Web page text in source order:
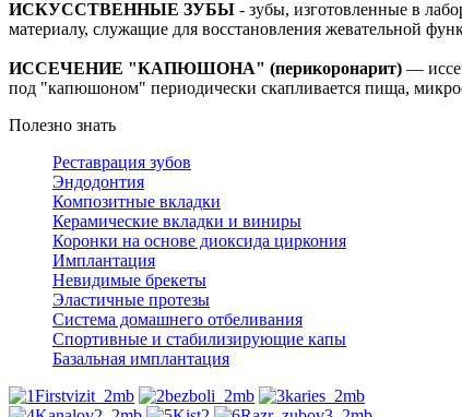
ИСКУССТВЕННЫЕ ЗУБЫ - зубы, изготовленные в
материалу, служащие для восстановления жевательной
ИССЕЧЕНИЕ "КАПЮШОНА" (перикоронарит) —
под "капюшоном" периодически скапливается пища,
Полезно знать
Реставрация зубов
Эндодонтия
Композитные вкладки
Керамические вкладки и виниры
Коронки на основе диоксида циркония
Имплантация
Невидимые брекеты
Эластичные протезы
Система домашнего отбеливания
Спортивные и стабилизирующие капы
Базальная имплантация